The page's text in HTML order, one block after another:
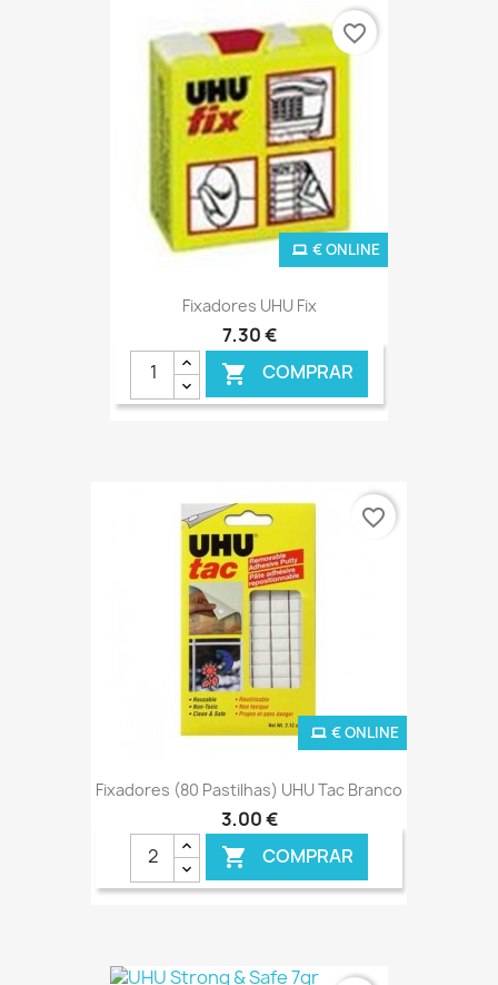
Fixadores UHU Fix
7,30 €
 COMPRAR
€ ONLINE
favorite_border
Fixadores (80 Pastilhas) UHU Tac Branco
3,00 €
 COMPRAR
€ ONLINE
favorite_border